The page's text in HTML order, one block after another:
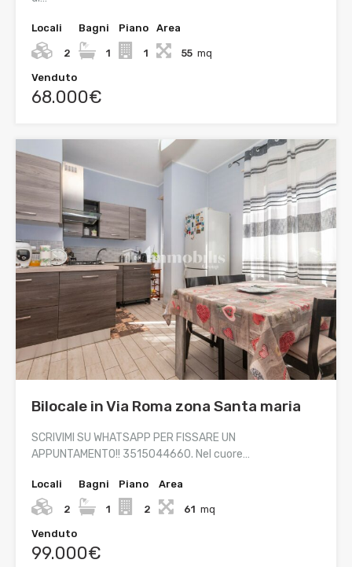
Locali
2
Bagni
1
Piano
1
Area
55 mq
Venduto
68.000€
Bilocale in Via Roma zona Santa maria
SCRIVIMI SU WHATSAPP PER FISSARE UN
APPUNTAMENTO!! 3515044660. Nel cuore…
Locali
2
Bagni
1
Piano
2
Area
61 mq
Venduto
99.000€